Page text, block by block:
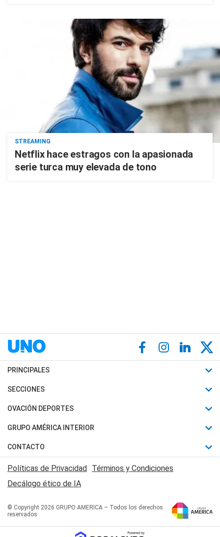
STREAMING
Netflix hace estragos con la apasionada
serie turca muy elevada de tono
PRINCIPALES
Últimas Noticias
Política
Judiciales
Economia
SECCIONES
Horóscopo
Motores
Trucos caseros
Series y Películas
Edictos y Solicitadas
OVACIÓN DEPORTES
Fútbol
Mundial
Automovilismo
Rugby
Básquet
GRUPO AMÉRICA INTERIOR
Canal 7 en Vivo
San Juan 8
CONTACTO
Acerca de Nosotros
Contactanos
Políticas de Privacidad
Términos y Condiciones
Decálogo ético de IA
© Copyright 2026 GRUPO AMERICA – Todos los derechos
reservados